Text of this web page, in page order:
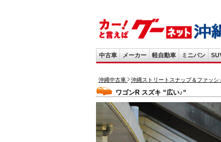
中古車 メーカー 軽自動車 ミニバン
沖縄中古車 沖縄ストリートスナップ＆ファッシ
ワゴンR スズキ “広い♪“